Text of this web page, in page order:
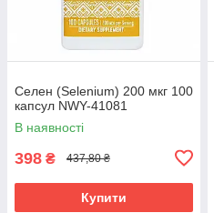
Селен (Selenium) 200 мкг 100
капсул NWY-41081
В наявності
398 ₴ 437,80 ₴
Купити